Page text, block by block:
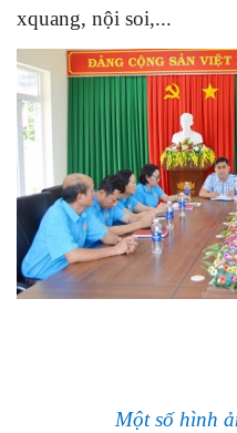
xquang, nội soi,...
Một số hình